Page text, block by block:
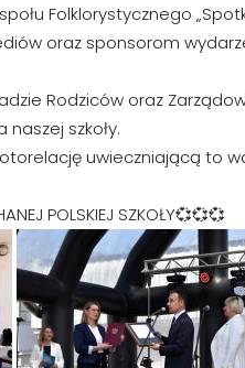
Folklorystycznego
oraz sponsorom
Rodziców oraz
szkoły.
uwieczniającą to
POLSKIEJ SZKOŁY💞💞💞